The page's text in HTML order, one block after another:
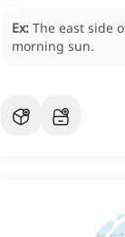
Ex: The east side
morning sun.